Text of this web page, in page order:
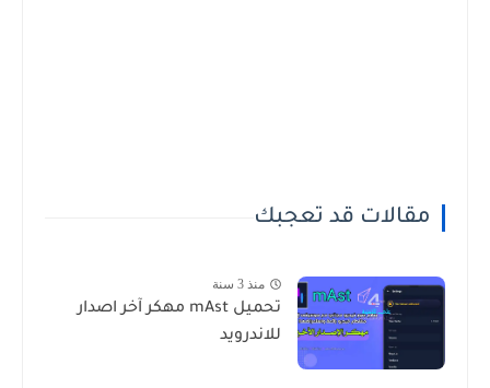
مقالات قد تعجبك
منذ 3 سنة
تحميل mAst‏‏‏ مهكر آخر اصدار
للاندرويد